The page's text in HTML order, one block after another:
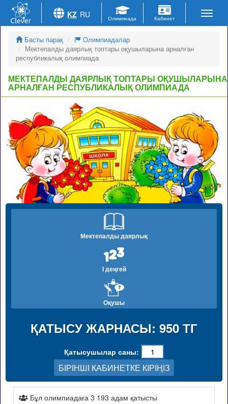
Басты парақ
Олимпиадалар
Мектепалды даярлық топтары оқушыларына арналған
республикалық олимпиада
МЕКТЕПАЛДЫ ДАЯРЛЫҚ ТОПТАРЫ ОҚУШЫЛАРЫНА
АРНАЛҒАН РЕСПУБЛИКАЛЫҚ ОЛИМПИАДА
Мектепалды даярлық
I деңгей
Оқушы
ҚАТЫСУ ЖАРНАСЫ: 950 ТГ
Қатысушылар саны:
БІРІНШІ КАБИНЕТКЕ КІРІҢІЗ
Бұл олимпиадаға 3 193 адам қатысты
KZ RU